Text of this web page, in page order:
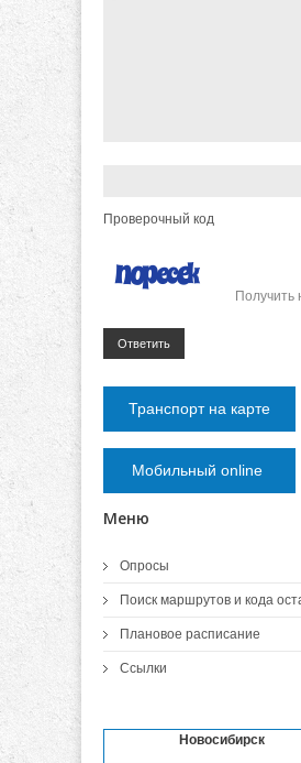
Проверочный код
Получить
Ответить
Транспорт на карте
Мобильный online
Меню
Опросы
Поиск маршрутов и кода
Плановое расписание
Ссылки
Новосибирск